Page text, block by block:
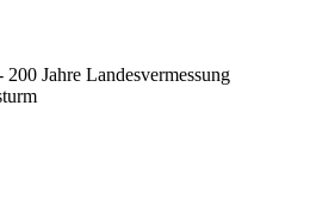
Jahre Landesvermessung